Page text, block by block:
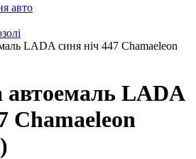
авто
LADA синя ніч 447 Chamaeleon
автоемаль LADA
Chamaeleon